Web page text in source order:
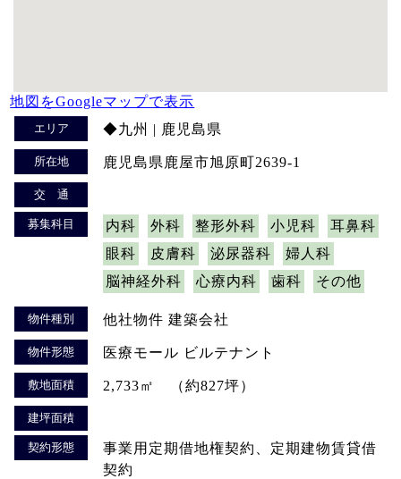
地図をGoogleマップで表示
エリア ◆九州 | 鹿児島県
所在地 鹿児島県鹿屋市旭原町2639-1
交 通
募集科目 内科 外科 整形外科 小児科
耳鼻科
眼科
皮膚科 泌尿器科
婦人科
脳神経外科
心療内科 歯科 その他
物件種別 他社物件 建築会社
物件形態 医療モール ビルテナント
敷地面積 2,733㎡ （約827坪）
建坪面積
契約形態
事業用定期借地権契約、定期建物賃貸借
契約